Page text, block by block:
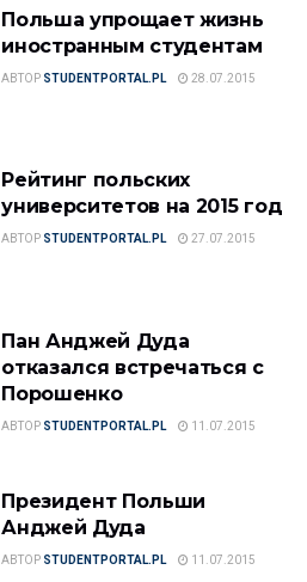
Польша упрощает жизнь
иностранным студентам
АВТОР STUDENTPORTAL.PL 28.07.2015
Рейтинг польских
университетов на 2015 год
АВТОР STUDENTPORTAL.PL 27.07.2015
Пан Анджей Дуда
отказался встречаться с
Порошенко
АВТОР STUDENTPORTAL.PL 11.07.2015
Президент Польши
Анджей Дуда
АВТОР STUDENTPORTAL.PL 11.07.2015